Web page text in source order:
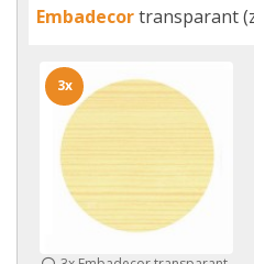
Embadecortransparant
3x